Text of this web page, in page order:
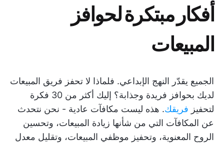
أفكار مبتكرة لحوافز
المبيعات
الجميع يقدّر النهج الإبداعي. فلماذا لا تحفز فريق المبيعات
لديك بحوافز فريدة وجذابة؟ إليك أكثر من 30 فكرة
لتحفيز فريقك. هذه ليست مكافآت عادية - نحن نتحدث
عن المكافآت التي من شأنها زيادة المبيعات، وتحسين
الروح المعنوية، وتحفيز موظفي المبيعات، وتقليل معدل